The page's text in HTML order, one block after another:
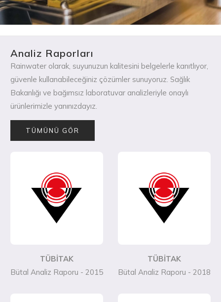
Analiz Raporları
Rainwater olarak, suyunuzun kalitesini belgelerle kanıtlıyor,
güvenle kullanabileceğiniz çözümler sunuyoruz. Sağlık
Bakanlığı ve bağımsız laboratuvar analizleriyle onaylı
ürünlerimizle yanınızdayız.
TÜMÜNÜ GÖR
TÜBİTAK
Bütal Analiz Raporu - 2015
TÜBİTAK
Bütal Analiz Raporu - 2018